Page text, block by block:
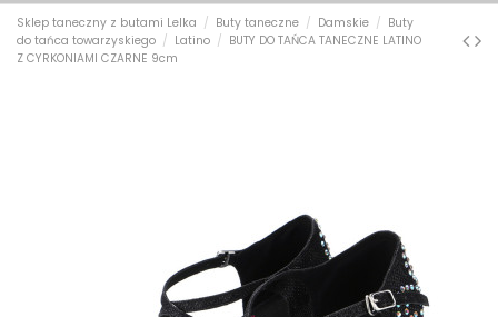
Sklep taneczny z butami Lelka Buty taneczne Damskie
Buty
do tańca towarzyskiego
Latino
BUTY DO TAŃCA TANECZNE LATINO
Z CYRKONIAMI CZARNE 9cm